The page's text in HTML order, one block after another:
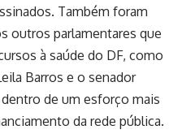
Também foram
outros parlamentares que
à saúde do DF, como
Barros e o senador
dentro de um esforço mais
da rede pública.